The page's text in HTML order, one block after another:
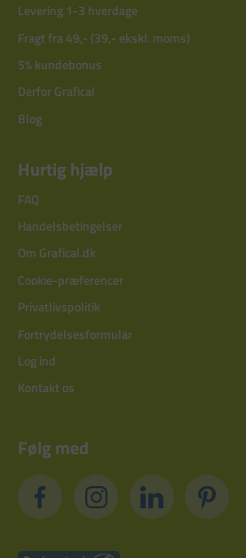
Levering 1-3 hverdage
Fragt fra 49,- (39,- ekskl. moms)
5% kundebonus
Derfor Grafical
Blog
Hurtig hjælp
FAQ
Handelsbetingelser
Om Grafical.dk
Cookie-præferencer
Privatlivspolitik
Fortrydelsesformular
Log ind
Kontakt os
Følg med